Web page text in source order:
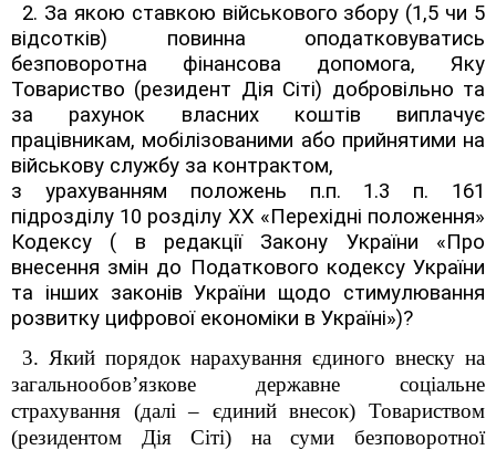
2. За якою ставкою військового збору (1,5 чи 5
відсотків) повинна оподатковуватись
безповоротна фінансова допомога, Яку
Товариство (резидент Дія Сіті) добровільно та
за рахунок власних коштів виплачує
працівникам, мобілізованими або прийнятими на
військову службу за контрактом,
з урахуванням положень п.п. 1.3 п. 161
підрозділу 10 розділу ХХ «Перехідні положення»
Кодексу ( в редакції Закону України «Про
внесення змін до Податкового кодексу України
та інших законів України щодо стимулювання
розвитку цифрової економіки в Україні»)?
3. Який порядок нарахування єдиного внеску на
загальнообов’язкове державне соціальне
страхування (далі – єдиний внесок) Товариством
(резидентом Дія Сіті) на суми безповоротної